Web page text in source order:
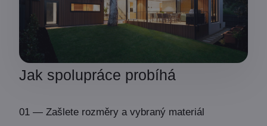
Jak spolupráce probíhá
01 — Zašlete rozměry a vybraný materiál